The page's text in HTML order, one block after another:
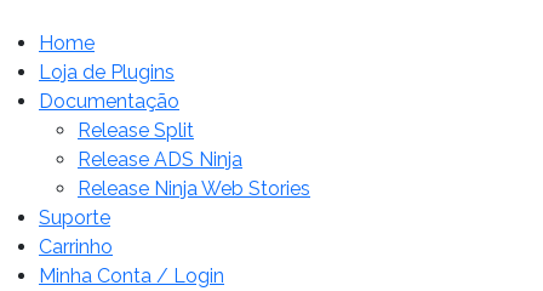
Home
Loja de Plugins
Documentação
Release Split
Release ADS Ninja
Release Ninja Web Stories
Suporte
Carrinho
Minha Conta / Login